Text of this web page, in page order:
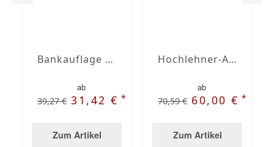
Bankauflage nach Maß mit Stegsaum
ab
39,27 € 31,42 €*
Zum Artikel
Hochlehner-Auflagen mit Stegsaum nach Maß
ab
70,59 € 60,00 €*
Zum Artikel